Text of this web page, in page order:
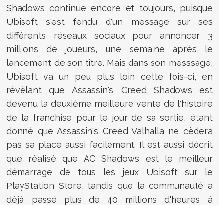
Shadows continue encore et toujours, puisque
Ubisoft s'est fendu d'un message sur ses
différents réseaux sociaux pour annoncer 3
millions de joueurs, une semaine après le
lancement de son titre. Mais dans son messsage,
Ubisoft va un peu plus loin cette fois-ci, en
révélant que Assassin's Creed Shadows est
devenu la deuxième meilleure vente de l'histoire
de la franchise pour le jour de sa sortie, étant
donné que Assassin's Creed Valhalla ne cèdera
pas sa place aussi facilement. Il est aussi décrit
que réalisé que AC Shadows est le meilleur
démarrage de tous les jeux Ubisoft sur le
PlayStation Store, tandis que la communauté a
déjà passé plus de 40 millions d'heures à